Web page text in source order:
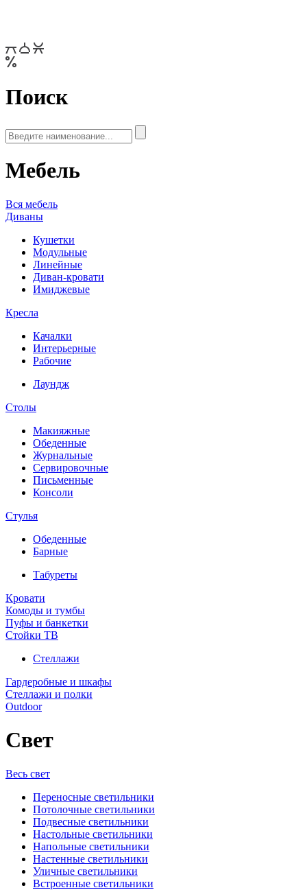
Поиск
Мебель
Вся мебель
Диваны
Кушетки
Модульные
Линейные
Диван-кровати
Имиджевые
Кресла
Качалки
Интерьерные
Рабочие
Лаундж
Столы
Макияжные
Обеденные
Журнальные
Сервировочные
Письменные
Консоли
Стулья
Обеденные
Барные
Табуреты
Кровати
Комоды и тумбы
Пуфы и банкетки
Стойки ТВ
Стеллажи
Гардеробные и шкафы
Стеллажи и полки
Outdoor
Свет
Весь свет
Переносные светильники
Потолочные светильники
Подвесные светильники
Настольные светильники
Напольные светильники
Настенные светильники
Уличные светильники
Встроенные светильники